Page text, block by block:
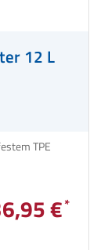
12 L
TPE
€